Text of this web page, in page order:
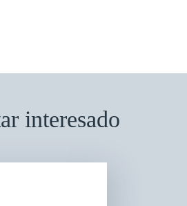
interesado